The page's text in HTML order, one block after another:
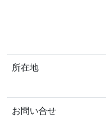
所在地
お問い合せ